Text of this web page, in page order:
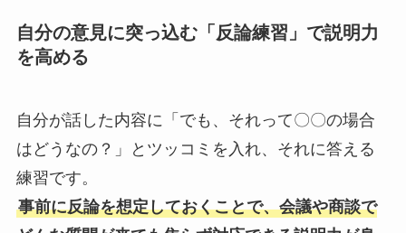
自分の意見に突っ込む「反論練習」で説明力
を高める
自分が話した内容に「でも、それって〇〇の場合
はどうなの？」とツッコミを入れ、それに答える
練習です。
事前に反論を想定しておくことで、会議や商談で